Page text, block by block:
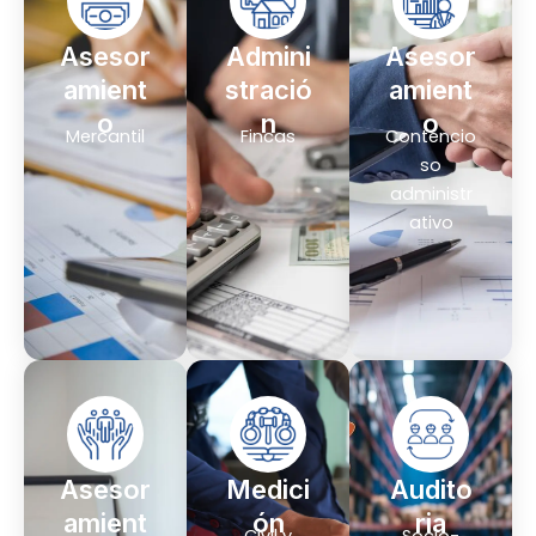
Asesor
amient
o
Mercantil
Admini
stració
n
Fincas
Asesor
amient
o
Contencio
so
administr
ativo
Asesor
amient
Medici
ón
Audito
ria